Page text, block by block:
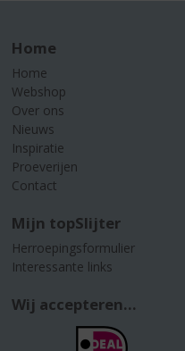
Home
Home
Webshop
Over ons
Nieuws
Inspiratie
Proeverijen
Contact
Mijn topSlijter
Herroepingsformulier
Interessante links
Wij accepteren...